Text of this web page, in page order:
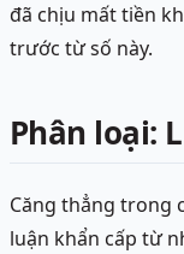
đã chịu mất tiền
trước từ số này.
Phân loại:
Căng thẳng trong
luận khẩn cấp từ